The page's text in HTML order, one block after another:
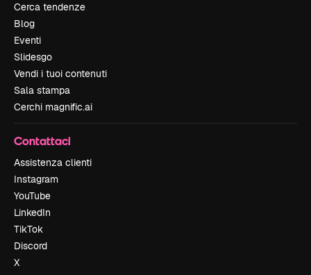
Cerca tendenze
Blog
Eventi
Slidesgo
Vendi i tuoi contenuti
Sala stampa
Cerchi magnific.ai
Contattaci
Assistenza clienti
Instagram
YouTube
LinkedIn
TikTok
Discord
X